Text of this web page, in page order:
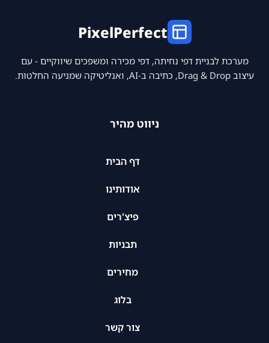
PixelPerfect
מערכת לבניית דפי נחיתה, דפי מכירה ומשפכים שיווקיים - עם
עיצוב Drag & Drop, כתיבה ב-AI, ואנליטיקה שמניעה החלטות.
ניווט מהיר
דף הבית
אודותינו
פיצ'רים
תבניות
מחירים
בלוג
צור קשר